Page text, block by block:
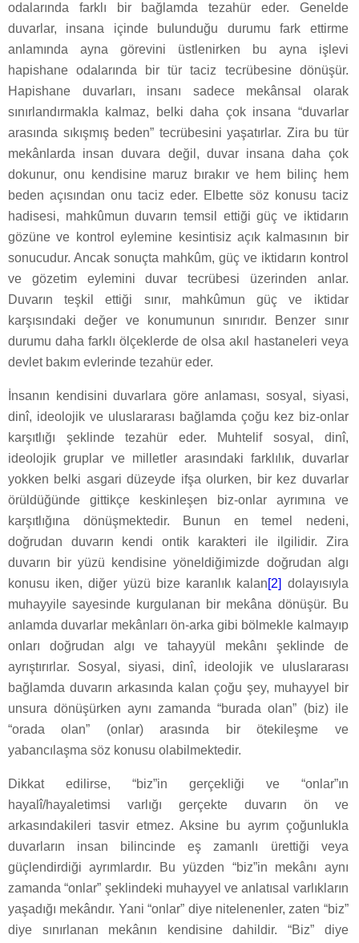
odalarında farklı bir bağlamda tezahür eder. Genelde
duvarlar, insana içinde bulunduğu durumu fark ettirme
anlamında ayna görevini üstlenirken bu ayna işlevi
hapishane odalarında bir tür taciz tecrübesine dönüşür.
Hapishane duvarları, insanı sadece mekânsal olarak
sınırlandırmakla kalmaz, belki daha çok insana “duvarlar
arasında sıkışmış beden” tecrübesini yaşatırlar. Zira bu tür
mekânlarda insan duvara değil, duvar insana daha çok
dokunur, onu kendisine maruz bırakır ve hem bilinç hem
beden açısından onu taciz eder. Elbette söz konusu taciz
hadisesi, mahkûmun duvarın temsil ettiği güç ve iktidarın
gözüne ve kontrol eylemine kesintisiz açık kalmasının bir
sonucudur. Ancak sonuçta mahkûm, güç ve iktidarın kontrol
ve gözetim eylemini duvar tecrübesi üzerinden anlar.
Duvarın teşkil ettiği sınır, mahkûmun güç ve iktidar
karşısındaki değer ve konumunun sınırıdır. Benzer sınır
durumu daha farklı ölçeklerde de olsa akıl hastaneleri veya
devlet bakım evlerinde tezahür eder.
İnsanın kendisini duvarlara göre anlaması, sosyal, siyasi,
dinî, ideolojik ve uluslararası bağlamda çoğu kez biz-onlar
karşıtlığı şeklinde tezahür eder. Muhtelif sosyal, dinî,
ideolojik gruplar ve milletler arasındaki farklılık, duvarlar
yokken belki asgari düzeyde ifşa olurken, bir kez duvarlar
örüldüğünde gittikçe keskinleşen biz-onlar ayrımına ve
karşıtlığına dönüşmektedir. Bunun en temel nedeni,
doğrudan duvarın kendi ontik karakteri ile ilgilidir. Zira
duvarın bir yüzü kendisine yöneldiğimizde doğrudan algı
konusu iken, diğer yüzü bize karanlık kalan[2] dolayısıyla
muhayyile sayesinde kurgulanan bir mekâna dönüşür. Bu
anlamda duvarlar mekânları ön-arka gibi bölmekle kalmayıp
onları doğrudan algı ve tahayyül mekânı şeklinde de
ayrıştırırlar. Sosyal, siyasi, dinî, ideolojik ve uluslararası
bağlamda duvarın arkasında kalan çoğu şey, muhayyel bir
unsura dönüşürken aynı zamanda “burada olan” (biz) ile
“orada olan” (onlar) arasında bir ötekileşme ve
yabancılaşma söz konusu olabilmektedir.
Dikkat edilirse, “biz”in gerçekliği ve “onlar”ın
hayalî/hayaletimsi varlığı gerçekte duvarın ön ve
arkasındakileri tasvir etmez. Aksine bu ayrım çoğunlukla
duvarların insan bilincinde eş zamanlı ürettiği veya
güçlendirdiği ayrımlardır. Bu yüzden “biz”in mekânı aynı
zamanda “onlar” şeklindeki muhayyel ve anlatısal varlıkların
yaşadığı mekândır. Yani “onlar” diye nitelenenler, zaten “biz”
diye sınırlanan mekânın kendisine dahildir. “Biz” diye